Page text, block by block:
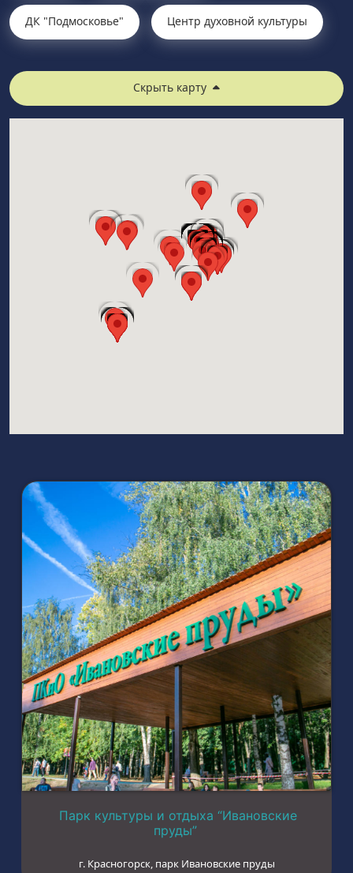
ДК "Подмосковье" Центр духовной культуры
Скрыть карту
Парк культуры и отдыха “Ивановские
пруды”
г. Красногорск, парк Ивановские пруды